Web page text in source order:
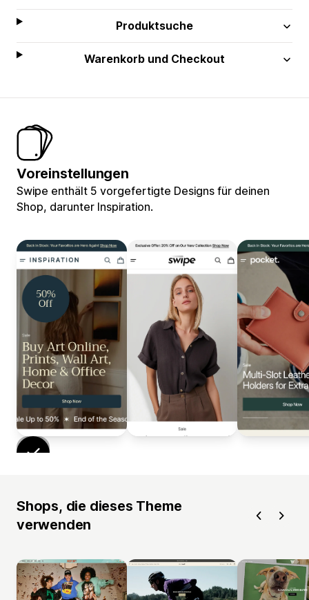
Produktsuche
Warenkorb und Checkout
Voreinstellungen
Swipe enthält 5 vorgefertigte Designs für deinen
Shop, darunter Inspiration.
Shops, die dieses Theme
verwenden